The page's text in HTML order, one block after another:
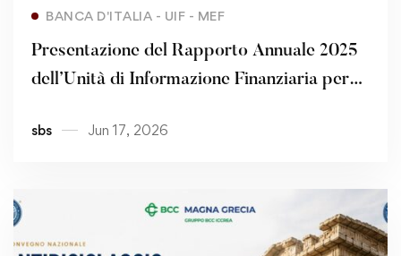
BANCA D'ITALIA - UIF - MEF
Presentazione del Rapporto Annuale 2025
dell’Unità di Informazione Finanziaria per
sbs Jun 17, 2026